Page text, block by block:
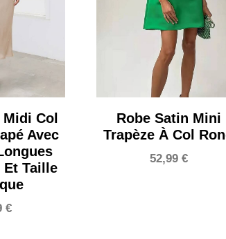
Col
Avec
Taille
€
Robe Satin Mini
Trapèze À Col
52,99 €